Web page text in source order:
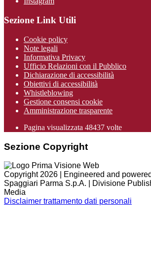
Sezione Link Utili
Cookie policy
Note legali
Informativa Privacy
Ufficio Relazioni con il Pubblico
Dichiarazione di accessibilità
Obiettivi di accessibilità
Whistleblowing
Gestione consensi cookie
Amministrazione trasparente
Pagina visualizzata 48437 volte
Sezione Copyright
Copyright 2026 | Engineered and
Spaggiari Parma S.p.A. | Divisione
Media
Disclaimer trattamento dati personali